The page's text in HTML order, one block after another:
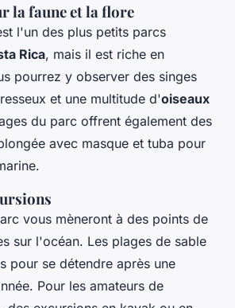
la faune et la flore
l'un des plus petits parcs
Rica, mais il est riche en
pourrez y observer des singes
et une multitude d'oiseaux
du parc offrent également des
avec masque et tuba pour
vous mèneront à des points de
sur l'océan. Les plages de sable
pour se détendre après une
Pour les amateurs de